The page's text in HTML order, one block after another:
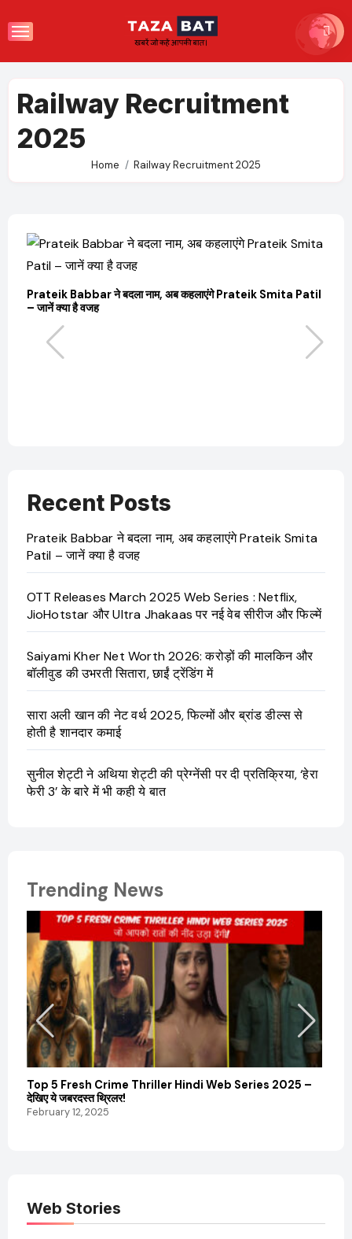
to
Railway Recruitment
2025
Home Railway Recruitment 2025
Prateik Babbar ने बदला नाम, अब कहलाएंगे Prateik Smita Patil
– जानें क्या है वजह
Recent Posts
Prateik Babbar ने बदला नाम, अब कहलाएंगे Prateik Smita
Patil – जानें क्या है वजह
OTT Releases March 2025 Web Series : Netflix,
JioHotstar और Ultra Jhakaas पर नई वेब सीरीज और फिल्में
Saiyami Kher Net Worth 2026: करोड़ों की मालकिन और
बॉलीवुड की उभरती सितारा, छाईं ट्रेंडिंग में
सारा अली खान की नेट वर्थ 2025, फिल्मों और ब्रांड डील्स से
होती है शानदार कमाई
सुनील शेट्टी ने अथिया शेट्टी की प्रेग्नेंसी पर दी प्रतिक्रिया, ‘हेरा
फेरी 3’ के बारे में भी कही ये बात
Trending News
Top 5 Fresh Crime Thriller Hindi Web Series 2025 –
देखिए ये जबरदस्त थ्रिलर!
February 12, 2025
Web Stories
Elvish Yadav: एक
आम लड़के से यूट्यूबर
फिल्मों का जादू और उनका